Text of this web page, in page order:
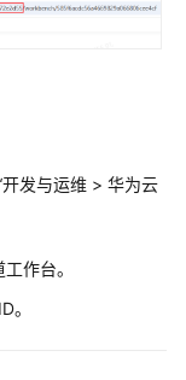
开发与运维 > 华为云
作台。
。